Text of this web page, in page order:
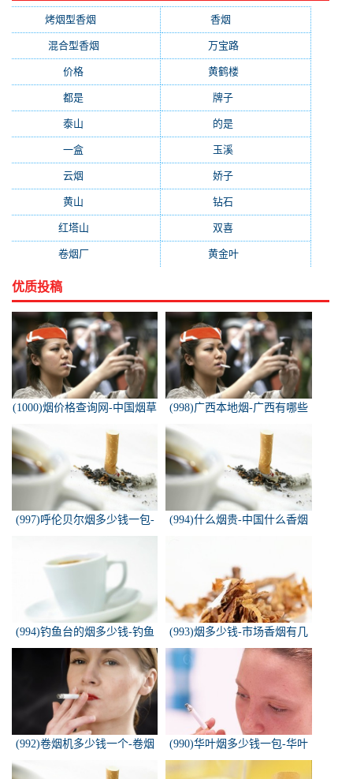
烤烟型香烟 香烟
混合型香烟 万宝路(331)
价格 黄鹤楼(315)
都是 牌子
泰山 的是
一盒 玉溪
云烟 娇子
黄山 钻石
红塔山 双喜
卷烟厂(154) 黄金叶(151)
优质投稿
(1000)烟价格查询网-中国烟草
(998)广西本地烟-广西有哪些
(997)呼伦贝尔烟多少钱一包-
白色的呼伦贝尔香烟多少钱一
(994)什么烟贵-中国什么香烟
(994)钓鱼台的烟多少钱-钓鱼
台香烟价格有哪几种规格？
(993)烟多少钱-市场香烟有几
种 各多少钱一包
(992)卷烟机多少钱一个-卷烟
(990)华叶烟多少钱一包-华叶
烟价格多少钱一包